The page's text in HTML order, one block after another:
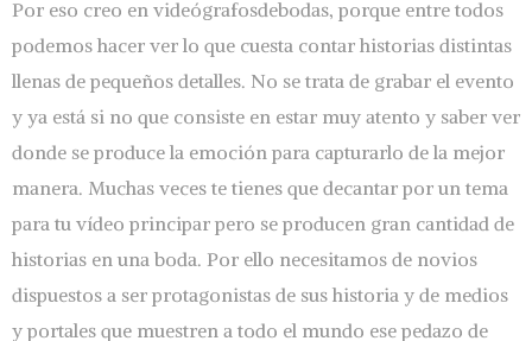
Por eso creo en videógrafosdebodas, porque entre todos
podemos hacer ver lo que cuesta contar historias distintas
llenas de pequeños detalles. No se trata de grabar el evento
y ya está si no que consiste en estar muy atento y saber ver
donde se produce la emoción para capturarlo de la mejor
manera. Muchas veces te tienes que decantar por un tema
para tu vídeo principar pero se producen gran cantidad de
historias en una boda. Por ello necesitamos de novios
dispuestos a ser protagonistas de sus historia y de medios
y portales que muestren a todo el mundo ese pedazo de